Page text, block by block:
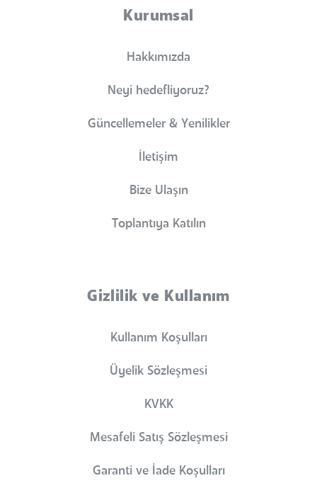
Kurumsal
Hakkımızda
Neyi hedefliyoruz?
Güncellemeler & Yenilikler
İletişim
Bize Ulaşın
Toplantıya Katılın
Gizlilik ve Kullanım
Kullanım Koşulları
Üyelik Sözleşmesi
KVKK
Mesafeli Satış Sözleşmesi
Garanti ve İade Koşulları